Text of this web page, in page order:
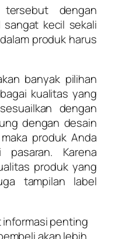
tersebut dengan
kecil sekali
produk harus
banyak pilihan
kualitas yang
dengan
dengan desain
produk Anda
Karena
produk yang
tampilan label
informasi penting